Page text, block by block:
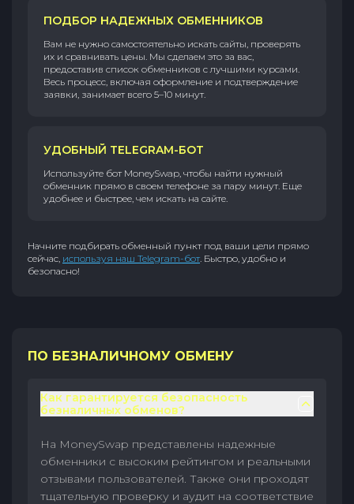
ПОДБОР НАДЕЖНЫХ ОБМЕННИКОВ
Вам не нужно самостоятельно искать сайты, проверять
их и сравнивать цены. Мы сделаем это за вас,
предоставив список обменников с лучшими курсами.
Весь процесс, включая оформление и подтверждение
заявки, занимает всего 5–10 минут.
УДОБНЫЙ TELEGRAM-БОТ
Используйте бот MoneySwap, чтобы найти нужный
обменник прямо в своем телефоне за пару минут. Еще
удобнее и быстрее, чем искать на сайте.
Начните подбирать обменный пункт под ваши цели прямо
сейчас, используя наш Telegram-бот. Быстро, удобно и
безопасно!
ПО БЕЗНАЛИЧНОМУ ОБМЕНУ
Как гарантируется безопасность
безналичных обменов?
На MoneySwap представлены надежные
обменники с высоким рейтингом и реальными
отзывами пользователей. Также они проходят
тщательную проверку и аудит на соответствие